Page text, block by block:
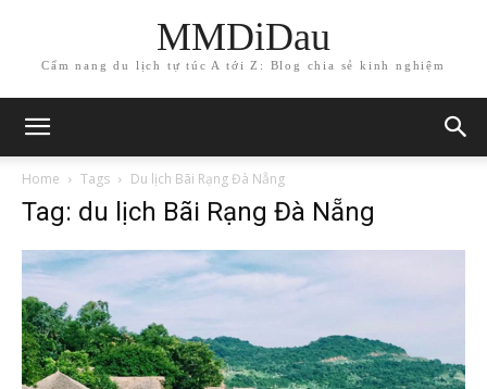
MMDiDau
Cẩm nang du lịch tự túc A tới Z: Blog chia sẻ kinh nghiệm
Home Tags Du lịch Bãi Rạng Đà Nẵng
Tag: du lịch Bãi Rạng Đà Nẵng